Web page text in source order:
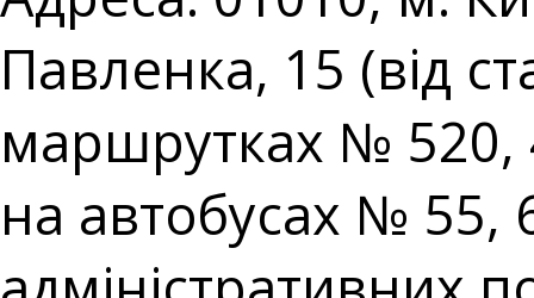
Павленка, 15 (від
маршрутках № 520,
на автобусах № 55,